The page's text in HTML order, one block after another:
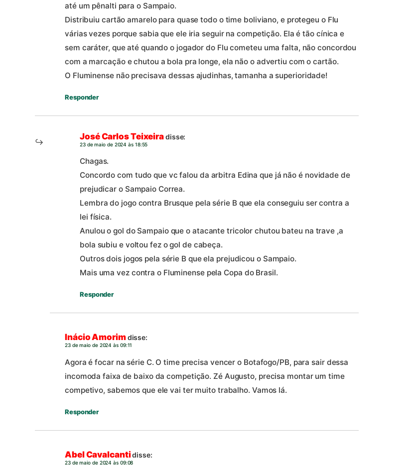
até um pênalti para o Sampaio.
Distribuiu cartão amarelo para quase todo o time boliviano, e protegeu o Flu
várias vezes porque sabia que ele iria seguir na competição. Ela é tão cínica e
sem caráter, que até quando o jogador do Flu cometeu uma falta, não concordou
com a marcação e chutou a bola pra longe, ela não o advertiu com o cartão.
O Fluminense não precisava dessas ajudinhas, tamanha a superioridade!
Responder
José Carlos Teixeiradisse:
23 de maio de 2024 às 18:55
Chagas.
Concordo com tudo que vc falou da arbitra Edina que já não é novidade de
prejudicar o Sampaio Correa.
Lembra do jogo contra Brusque pela série B que ela conseguiu ser contra a
lei física.
Anulou o gol do Sampaio que o atacante tricolor chutou bateu na trave ,a
bola subiu e voltou fez o gol de cabeça.
Outros dois jogos pela série B que ela prejudicou o Sampaio.
Mais uma vez contra o Fluminense pela Copa do Brasil.
Responder
Inácio Amorimdisse:
23 de maio de 2024 às 09:11
Agora é focar na série C. O time precisa vencer o Botafogo/PB, para sair dessa
incomoda faixa de baixo da competição. Zé Augusto, precisa montar um time
competivo, sabemos que ele vai ter muito trabalho. Vamos lá.
Responder
Abel Cavalcantidisse:
23 de maio de 2024 às 09:08